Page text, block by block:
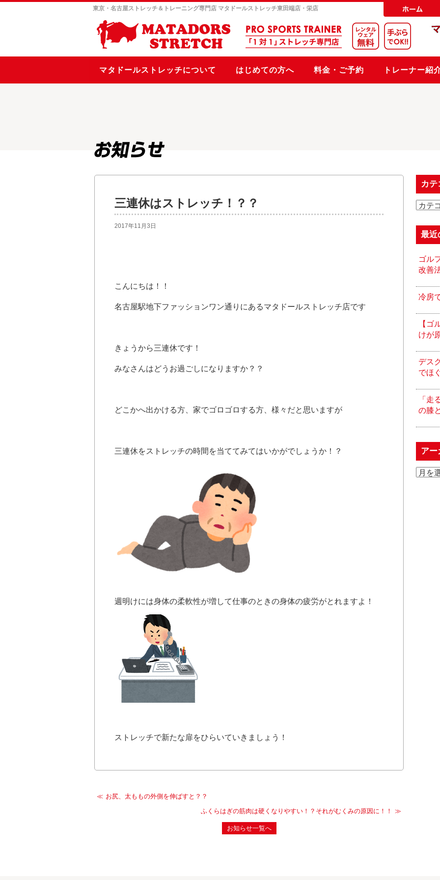
東京・名古屋ストレッチ＆トレーニング専門店 マタドールストレッチ東田端店・栄店
マタドールストレッチについて はじめての方へ 料金・ご予約 トレーナー紹
三連休はストレッチ！？？
2017年11月3日
こんにちは！！
名古屋駅地下ファッションワン通りにあるマタドールストレッチ店です
きょうから三連休です！
みなさんはどうお過ごしになりますか？？
どこかへ出かける方、家でゴロゴロする方、様々だと思いますが
三連休をストレッチの時間を当ててみてはいかがでしょうか！？
週明けには身体の柔軟性が増して仕事のときの身体の疲労がとれますよ！
ストレッチで新たな扉をひらいていきましょう！
お尻、太ももの外側を伸ばすと？？
ふくらはぎの筋肉は硬くなりやすい！？それがむくみの原因に！！
お知らせ一覧へ
カテ
最近
ゴル
改善
冷房
【ゴ
けが
デス
でほ
「走
の膝
アー